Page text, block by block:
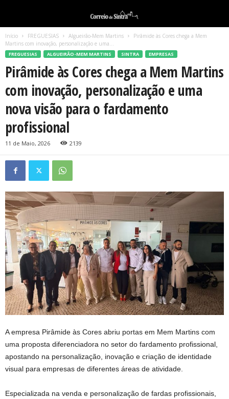
Início FREGUESIAS Algueirão-Mem Martins
Pirâmide às Cores chega a Mem
Martins com inovação, personalização e uma...
FREGUESIAS ALGUEIRÃO-MEM MARTINS SINTRA EMPRESAS
Pirâmide às Cores chega a Mem Martins
com inovação, personalização e uma
nova visão para o fardamento
profissional
11 de Maio, 2026 2139
A empresa Pirâmide às Cores abriu portas em Mem Martins com
uma proposta diferenciadora no setor do fardamento profissional,
apostando na personalização, inovação e criação de identidade
visual para empresas de diferentes áreas de atividade.
Especializada na venda e personalização de fardas profissionais,